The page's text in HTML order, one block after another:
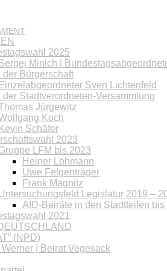
2025
Minich |
der Bürgerschaft
Einzelabgeordneter Sven Lichtenfeld
der Stadtverordneten-Versammlung
Jürgewitz
Koch
Kevin Schäfer
2023
LFM bis 2023
Heiner Löhmann
Uwe Felgenträger
Frank Magnitz
Legislatur 2019 –
AfD-Beiräte in den Stadtteilen bis
2021
(NPD)
Werner | Beirat Vegesack